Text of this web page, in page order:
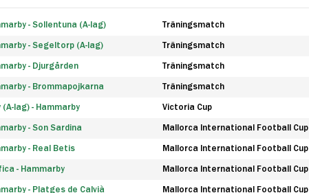
- Sollentuna (A-lag) Träningsmatch
- Segeltorp (A-lag) Träningsmatch
- Djurgården Träningsmatch
- Brommapojkarna Träningsmatch
(A-lag) - Hammarby Victoria Cup
- Son Sardina Mallorca International Football Cup
- Real Betis Mallorca International Football Cup
- Hammarby Mallorca International Football Cup
- Platges de Calvià Mallorca International Football Cup